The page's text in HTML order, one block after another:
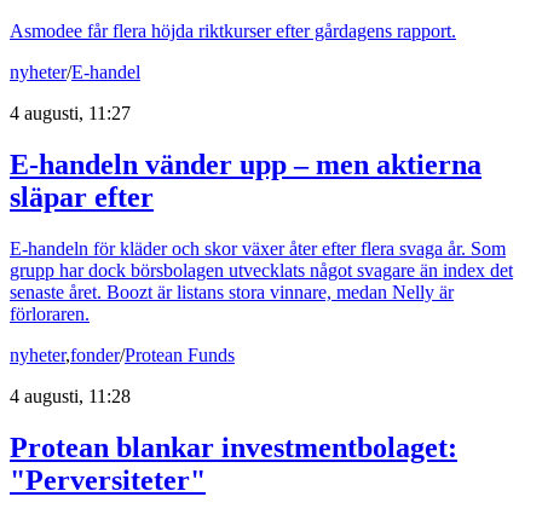
Asmodee får flera höjda riktkurser efter gårdagens rapport.
nyheter/E-handel
4 augusti, 11:27
E-handeln vänder upp – men aktierna
släpar efter
E-handeln för kläder och skor växer åter efter flera svaga år. Som
grupp har dock börsbolagen utvecklats något svagare än index det
senaste året. Boozt är listans stora vinnare, medan Nelly är
förloraren.
nyheter,fonder/Protean Funds
4 augusti, 11:28
Protean blankar investmentbolaget:
"Perversiteter"